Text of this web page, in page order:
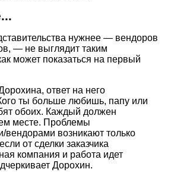
нужнее — вендоров
— не выглядит таким
может показаться на первый
ответ на него
ты больше любишь, папу или
обоих. Каждый должен
месте. Проблемы
вендорами возникают только
от сделки заказчика
компания и работа идет
Дорохин.